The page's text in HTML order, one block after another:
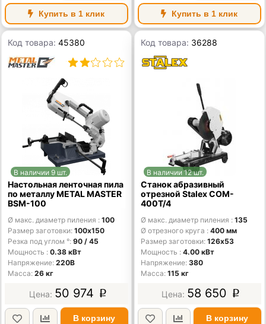
Купить в 1 клик Купить в 1 клик
Код товара:45380
В наличии 9 шт.
Настольная ленточная пила
по металлу METAL MASTER
BSM-100
Ø макс. диаметр пиления
100
Размер заготовки 100х150
Резка под углом ° 90 / 45
Мощность
0.38 кВт
Напряжение 220В
Масса 26 кг
50 974 p
В корзину
Код товара: 36288
В наличии 12 шт.
Станок абразивный
отрезной Stalex COM-
400T/4
Ø макс. диаметр пиления
135
Ø отрезного круга
400 мм
Размер заготовки 126х53
Мощность
4.00 кВт
Напряжение 380
Масса 115 кг
58 650 p
В корзину